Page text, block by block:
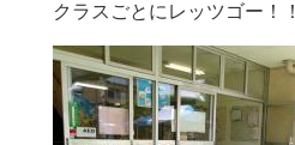
クラスごとにレッツゴー！！